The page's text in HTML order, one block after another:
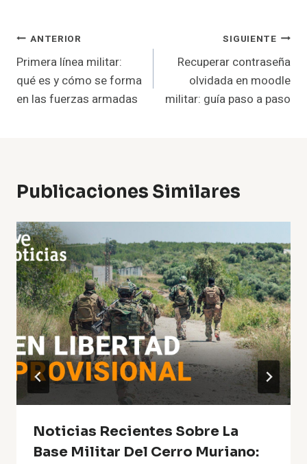
Navegación
De
Entradas
ANTERIOR
Primera línea militar:
qué es y cómo se forma
en las fuerzas armadas
SIGUIENTE
Recuperar contraseña
olvidada en moodle
militar: guía paso a paso
Publicaciones Similares
Noticias Recientes Sobre La
Base Militar Del Cerro Muriano: